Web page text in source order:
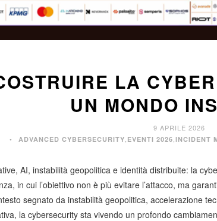
LA
UN MONDO
9 APRILE 2026
ADVANCED CYBERSECURITY EVENTI 2026 INCIDENT
AI, instabilità geopolitica e identità distribuite: la
in cui l’obiettivo non è più evitare l’attacco, ma
segnato da instabilità geopolitica, accelerazione
la cybersecurity sta vivendo un profondo